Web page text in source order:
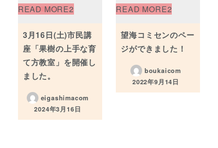
3月16日(土)市民講
座「果樹の上手な育
て方教室」を開催し
ました。
eigashimacom
投稿日
2024年3月16日
望海コミセンのペー
ジができました！
boukaicom
投稿日
2022年9月14日